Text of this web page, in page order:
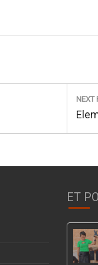
NEXT
Next
ET